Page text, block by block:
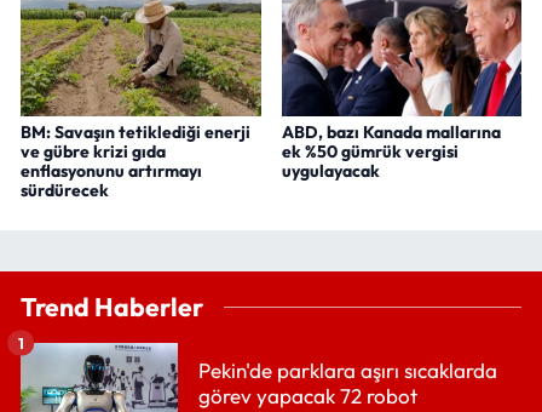
BM: Savaşın tetiklediği enerji
ve gübre krizi gıda
enflasyonunu artırmayı
sürdürecek
ABD, bazı Kanada mallarına
ek %50 gümrük vergisi
uygulayacak
Trend Haberler
Pekin'de parklara aşırı sıcaklarda
görev yapacak 72 robot
1